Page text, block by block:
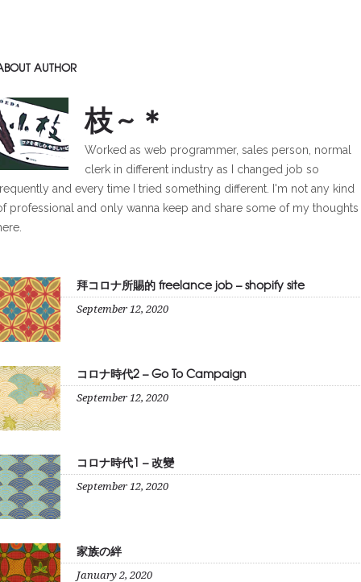
AUTHOR
枝~＊
Worked as web programmer, sales person, normal
clerk in different industry as I changed job so
and every time I tried something different. I'm not any kind
professional and only wanna keep and share some of my thoughts
拜コロナ所賜的 freelance job – shopify site
September 12, 2020
コロナ時代2 – Go To Campaign
September 12, 2020
コロナ時代1 – 改變
September 12, 2020
家族の絆
January 2, 2020